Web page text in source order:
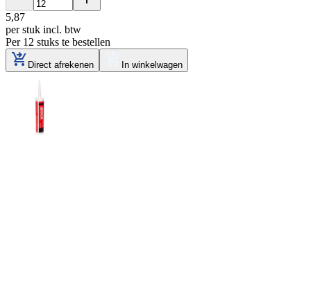
5,87
per stuk incl. btw
Per 12 stuks te bestellen
Direct afrekenen In winkelwagen